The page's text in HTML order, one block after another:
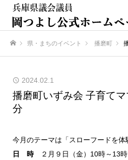
県・まちのイベント 播磨町
2024.02.1
播磨町いずみ会 子育てマ
分
今月のテーマは「スローフードを体
日 時２月９日（金）10時～13時